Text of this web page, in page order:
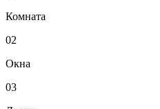
Комната
02
Окна
03